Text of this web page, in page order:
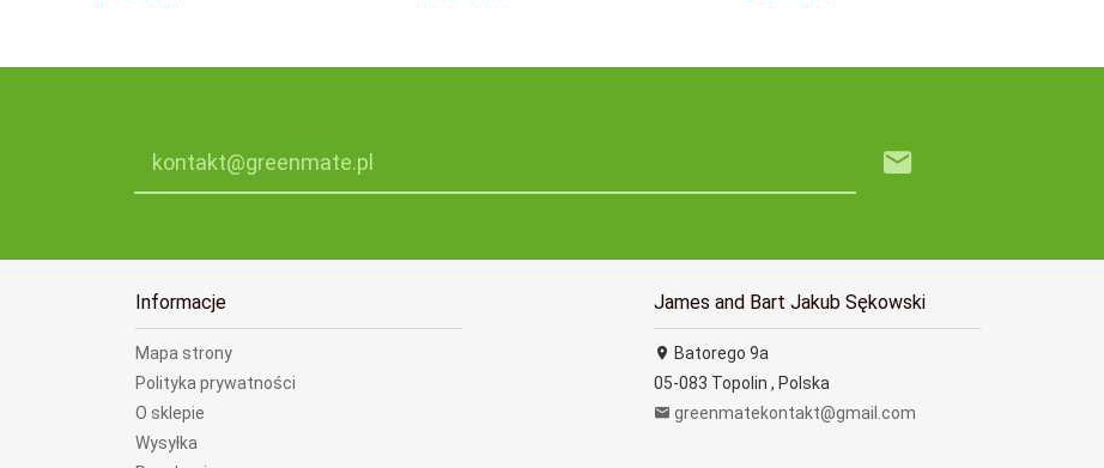
kontakt@greenmate.pl
Informacje
Mapa strony
Polityka prywatności
O sklepie
Wysyłka
James and Bart Jakub Sękowski
Batorego 9a
05-083 Topolin , Polska
greenmatekontakt@gmail.com